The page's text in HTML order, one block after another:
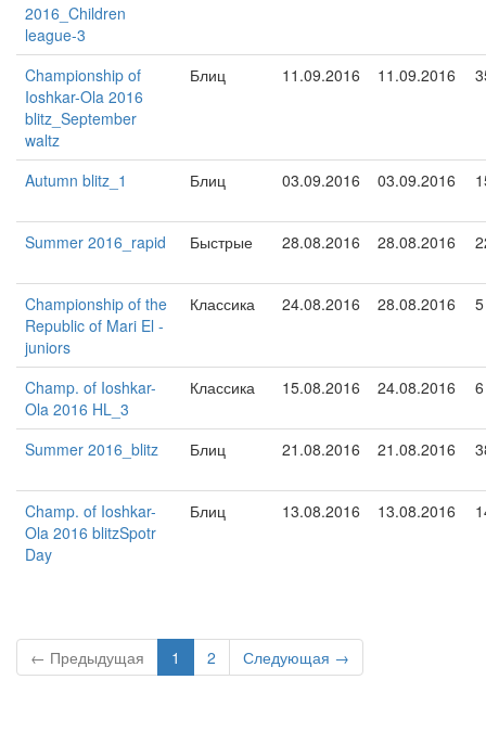
2016_Children
league-3
Championship of
Ioshkar-Ola 2016
blitz_September
waltz
Блиц 11.09.2016 11.09.2016
Autumn blitz_1 Блиц 03.09.2016 03.09.2016
Summer 2016_rapid Быстрые 28.08.2016 28.08.2016
Championship of the
Republic of Mari El -
juniors
Классика 24.08.2016 28.08.2016 5
Champ. of Ioshkar-
Ola 2016 HL_3
Классика 15.08.2016 24.08.2016 6
Summer 2016_blitz Блиц 21.08.2016 21.08.2016
Champ. of Ioshkar-
Ola 2016 blitzSpotr
Day
Блиц 13.08.2016 13.08.2016
← Предыдущая 1 2 Следующая →